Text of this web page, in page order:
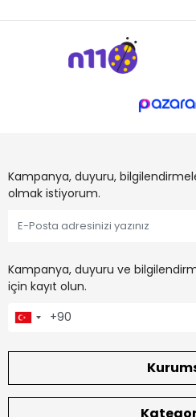
Kampanya, duyuru,
olmak istiyorum.
Kampanya, duyuru ve
için kayıt olun.